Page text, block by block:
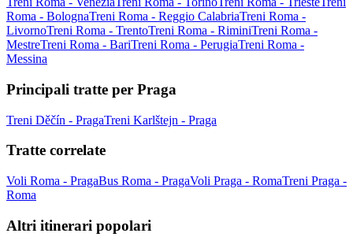
Roma - BolognaTreni Roma - Reggio CalabriaTreni Roma -
LivornoTreni Roma - TrentoTreni Roma - RiminiTreni Roma -
MestreTreni Roma - BariTreni Roma - PerugiaTreni Roma -
Messina
Principali tratte per Praga
Treni Děčín - PragaTreni Karlštejn - Praga
Tratte correlate
Voli Roma - PragaBus Roma - PragaVoli Praga - RomaTreni Praga -
Roma
Altri itinerari popolari